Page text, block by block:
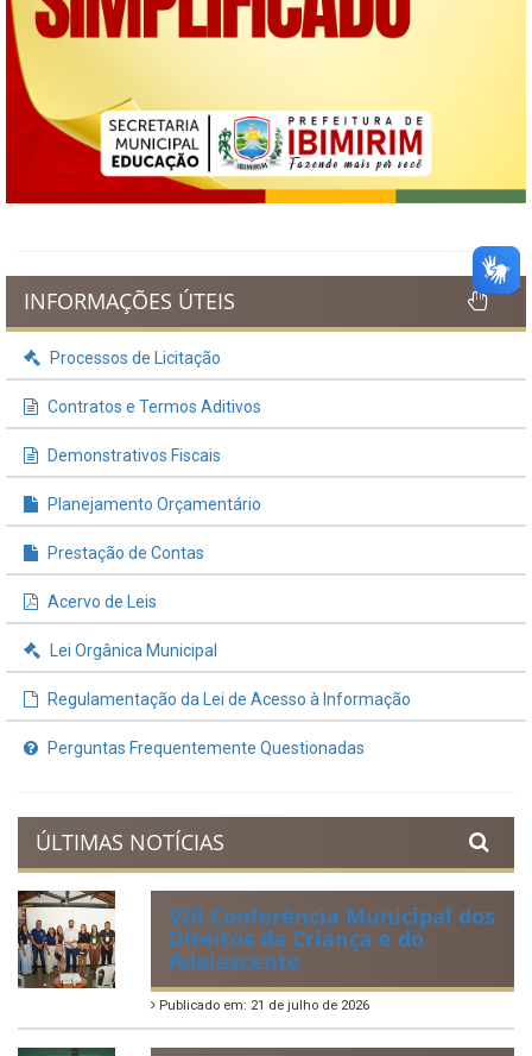
INFORMAÇÕES ÚTEIS
Processos de Licitação
Contratos e Termos Aditivos
Demonstrativos Fiscais
Planejamento Orçamentário
Prestação de Contas
Acervo de Leis
Lei Orgânica Municipal
Regulamentação da Lei de Acesso à Informação
Perguntas Frequentemente Questionadas
ÚLTIMAS NOTÍCIAS
VIII Conferência Municipal dos
Direitos da Criança e do
Adolescente
Publicado em: 21 de julho de 2026